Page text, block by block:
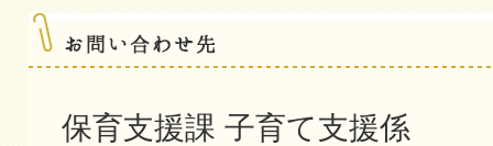
保育支援課 子育て支援係